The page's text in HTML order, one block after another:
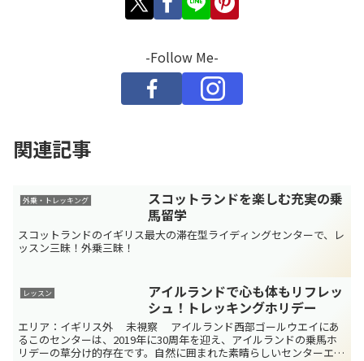
-Follow Me-
関連記事
外乗・トレッキング
スコットランドを楽しむ充実の乗
馬留学
スコットランドのイギリス最大の滞在型ライディングセンターで、レ
ッスン三昧！外乗三昧！
レッスン
アイルランドで心も体もリフレッ
シュ！トレッキングホリデー
エリア：イギリス外 未視察 アイルランド西部ゴールウエイにあ
るこのセンターは、2019年に30周年を迎え、アイルランドの乗馬ホ
リデーの草分け的存在です。自然に囲まれた素晴らしいセンターエコ